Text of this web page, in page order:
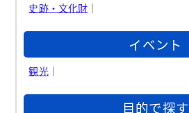
史跡・文化財 ｜
イベント
観光｜
目的で探す